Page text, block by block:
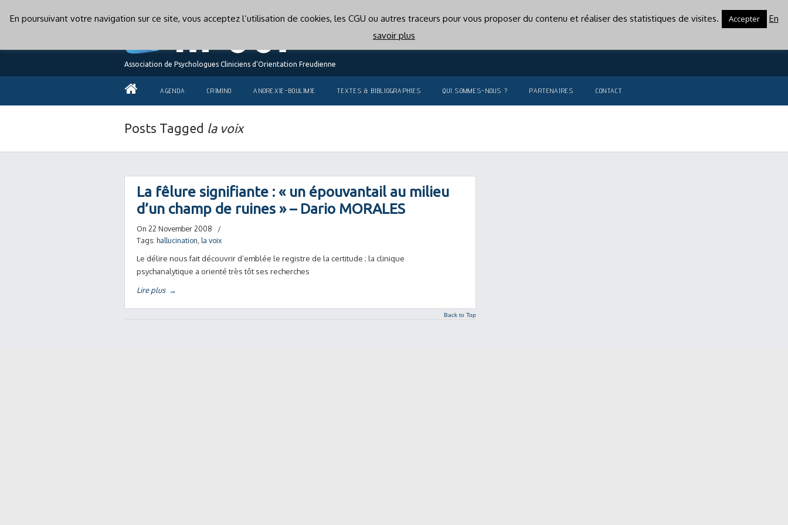
Association de Psychologues Cliniciens d'Orientation Freudienne
AGENDA CRIMINO ANOREXIE-BOULIMIE TEXTES & BIBLIOGRAPHIES QUI SOMMES-NOUS ? PARTENAIRES CONTACT
Posts Tagged la voix
La fêlure signifiante : « un épouvantail au milieu
d’un champ de ruines » – Dario MORALES
On 22 November 2008
/
Tags: hallucination la voix
Le délire nous fait découvrir d’emblée le registre de la certitude ; la clinique
psychanalytique a orienté très tôt ses recherches
Lire plus →
Back to Top
En poursuivant votre navigation sur ce site, vous acceptez l’utilisation de cookies, les CGU ou autres traceurs pour vous proposer du contenu et réaliser des statistiques de visites. Accepter
En
savoir plus